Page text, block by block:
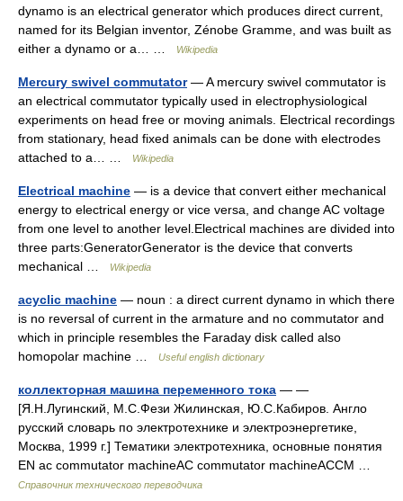
dynamo is an electrical generator which produces direct current,
named for its Belgian inventor, Zénobe Gramme, and was built as
either a dynamo or a… …
Wikipedia
Mercury swivel commutator— A mercury swivel commutator is
an electrical commutator typically used in electrophysiological
experiments on head free or moving animals. Electrical recordings
from stationary, head fixed animals can be done with electrodes
attached to a… …
Wikipedia
Electrical machine — is a device that convert either mechanical
energy to electrical energy or vice versa, and change AC voltage
from one level to another level.Electrical machines are divided into
three parts:GeneratorGenerator is the device that converts
mechanical …
Wikipedia
acyclic machine — noun : a direct current dynamo in which there
is no reversal of current in the armature and no commutator and
which in principle resembles the Faraday disk called also
homopolar machine …
Useful english dictionary
коллекторная машина переменного тока — —
[Я.Н.Лугинский, М.С.Фези Жилинская, Ю.С.Кабиров. Англо
русский словарь по электротехнике и электроэнергетике,
Москва, 1999 г.] Тематики электротехника, основные понятия
EN ac commutator machineAC commutator machineACCM …
Справочник технического переводчика